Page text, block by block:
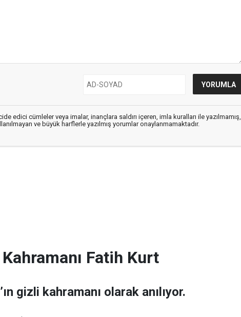
edici cümleler veya imalar, inançlara saldırı içeren, imla kuralları ile yazılmamış,
ve büyük harflerle yazılmış yorumlar onaylanmamaktadır.
Kahramanı Fatih Kurt
gizli kahramanı olarak anılıyor.